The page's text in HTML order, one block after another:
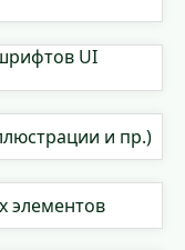
UI
и пр.)
элементов